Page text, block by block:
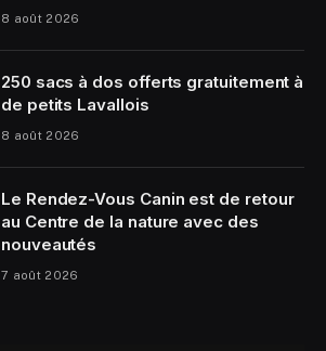
8 août 2026
250 sacs à dos offerts gratuitement à
de petits Lavallois
8 août 2026
Le Rendez-Vous Canin est de retour
au Centre de la nature avec des
nouveautés
7 août 2026